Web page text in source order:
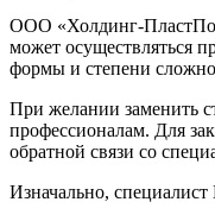
ООО «Холдинг-
может осуществляться
формы и степени
При желании заменить
профессионалам. Для
обратной связи со
Изначально,